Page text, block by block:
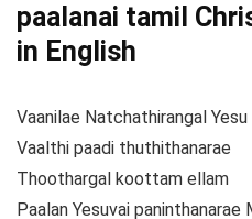
paalanai tamil
in English
Vaanilae Natchathirangal Yesu
Vaalthi paadi thuthithanarae
Thoothargal koottam ellam
Paalan Yesuvai paninthanarae